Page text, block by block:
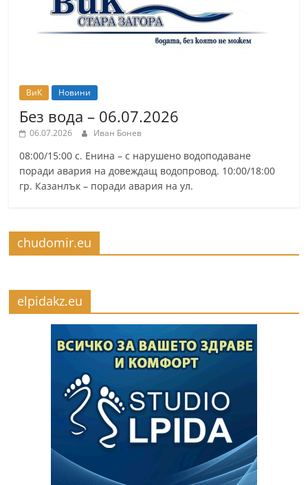
ВиК Новини
Без вода – 06.07.2026
06.07.2026 Иван Бонев
08:00/15:00 с. Енина – с нарушено водоподаване
поради авария на довеждащ водопровод. 10:00/18:00
гр. Казанлък – поради авария на ул.
chudomir.eu
elpidakz.eu